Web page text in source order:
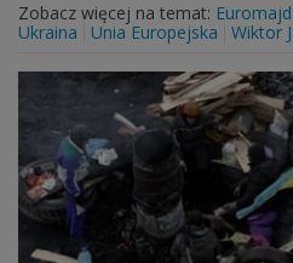
Zobacz więcej na temat:
Ukraina
Unia Europejska Wiktor